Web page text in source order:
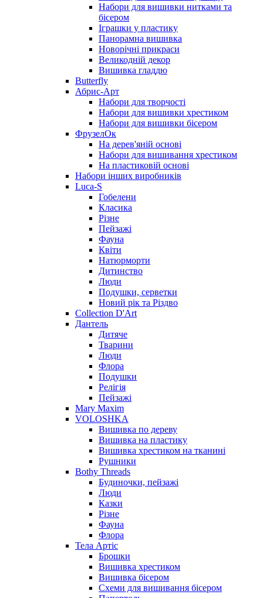
Набори для вишивки нитками та
бісером
Іграшки у пластику
Панорамна вишивка
Новорічні прикраси
Великодній декор
Вишивка гладдю
Butterfly
Абрис-Арт
Набори для творчості
Набори для вишивки хрестиком
Набори для вишивки бісером
ФрузелОк
На дерев'яній основі
Набори для вишивання хрестиком
На пластиковій основі
Набори інших виробників
Luca-S
Гобелени
Класика
Різне
Пейзажі
Фауна
Квіти
Натюрморти
Дитинство
Люди
Подушки, серветки
Новий рік та Різдво
Collection D'Art
Дантель
Дитяче
Тварини
Люди
Флора
Подушки
Релігія
Пейзажі
Mary Maxim
VOLOSHKA
Вишивка по дереву
Вишивка на пластику
Вишивка хрестиком на тканині
Рушники
Bothy Threads
Будиночки, пейзажі
Люди
Казки
Різне
Фауна
Флора
Тела Артіс
Брошки
Вишивка хрестиком
Вишивка бісером
Схеми для вишивання бісером